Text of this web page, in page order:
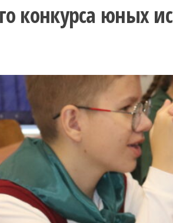
конкурса юных